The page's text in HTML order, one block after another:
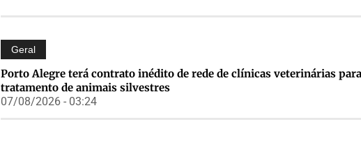
Geral
Porto Alegre terá contrato inédito de rede de clínicas veterinárias para
tratamento de animais silvestres
07/08/2026 - 03:24